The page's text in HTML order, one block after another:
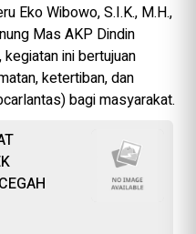
Eko Wibowo, S.I.K., M.H.,
Mas AKP Dindin
kegiatan ini bertujuan
ketertiban, dan
bagi masyarakat.